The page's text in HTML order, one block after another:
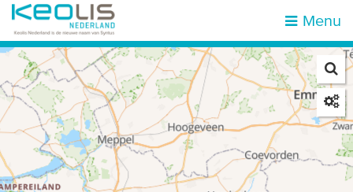
Menu
Home
Mobiliteit
Reisinformatie
Over ons
Zoek op halte of adres Mijn locatie
Haltes Attracties & bestemmingen Zones